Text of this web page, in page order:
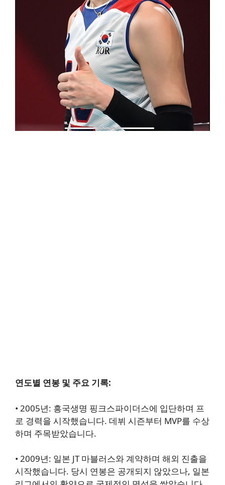
연도별 연봉 및 주요 기록:
• 2005년: 흥국생명 핑크스파이더스에 입단하며 프
로 경력을 시작했습니다. 데뷔 시즌부터 MVP를 수상
하며 주목받았습니다.
• 2009년: 일본 JT 마블러스와 계약하며 해외 진출을
시작했습니다. 당시 연봉은 공개되지 않았으나, 일본